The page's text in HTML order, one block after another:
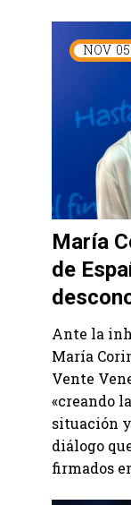
NOV 05
María
de
Ante la
María
Vente
«creando
situación
diálogo
firmados